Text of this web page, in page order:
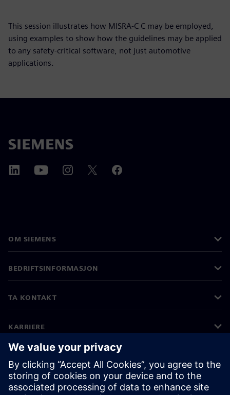
This session illustrates how MISRA-C C may be employed,
using examples to show how the guidelines may be applied
to any safety-critical software, not just automotive
applications.
OM SIEMENS
BEDRIFTSINFORMASJON
TA KONTAKT
KARRIERE
©Siemens 2026
Bedriftsinformasjon